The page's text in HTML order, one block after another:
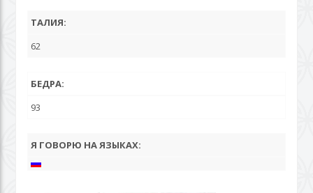
ТАЛИЯ:
62
БЕДРА:
93
Я ГОВОРЮ НА ЯЗЫКАХ: